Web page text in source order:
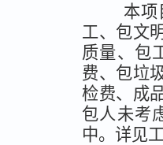
本项
工、包文
质量、包
费、包垃
检费、成
包人未考
中。详见